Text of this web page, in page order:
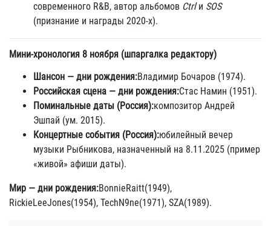
современного R&B, автор альбомов Ctrlи SOS
(признание и награды 2020-х).
Мини-хронология 8 ноября (шпаргалка редактору)
Шансон — дни рождения:Владимир Бочаров (1974).
Российская сцена — дни рождения:Стас Намин (1951).
Поминальные даты (Россия):композитор Андрей
Эшпай (ум. 2015).
Концертные события (Россия):юбилейный вечер
музыки Рыбникова, назначенный на 8.11.2025 (пример
«живой» афиши даты).
Мир — дни рождения:BonnieRaitt(1949),
RickieLeeJones(1954), TechN9ne(1971), SZA(1989).